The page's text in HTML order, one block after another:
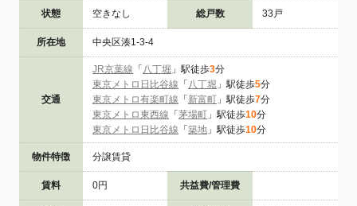
状態 空きなし 総戸数 33戸
所在地 中央区湊1-3-4
交通
JR京葉線 「 八丁堀 」駅徒歩3分
東京メトロ日比谷線 「 八丁堀 」駅徒歩5分
東京メトロ有楽町線 「 新富町 」駅徒歩7分
東京メトロ東西線 「 茅場町 」駅徒歩10分
東京メトロ日比谷線 「 築地 」駅徒歩10分
物件特徴 分譲賃貸
賃料 0円 共益費/管理費